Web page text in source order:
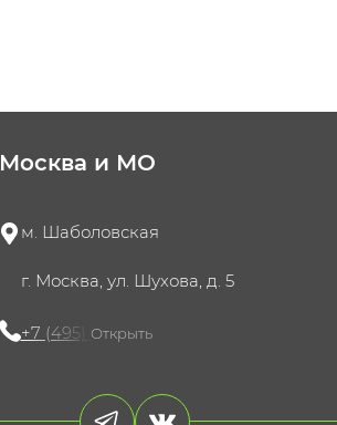
Москва и МО
м. Шаболовская
г. Москва, ул. Шухова, д. 5
+7 (495) 721-60-15
Открыть